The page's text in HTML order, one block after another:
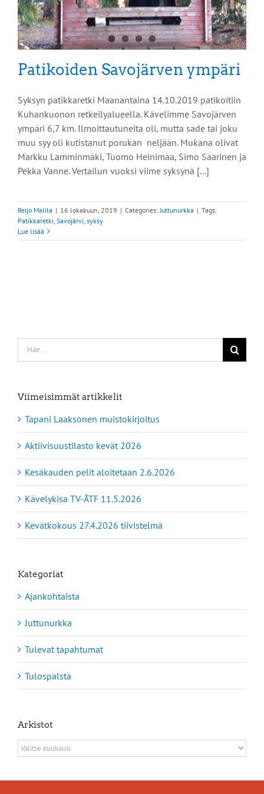
Patikoiden Savojärven ympäri
Syksyn patikkaretki Maanantaina 14.10.2019 patikoitiin
Kuhankuonon retkeilyalueella. Kävelimme Savojärven
ympäri 6,7 km. Ilmoittautuneita oli, mutta sade tai joku
muu syy oli kutistanut porukan neljään. Mukana olivat
Markku Lamminmäki, Tuomo Heinimaa, Simo Saarinen ja
Pekka Vanne. Vertailun vuoksi viime syksynä [...]
Reijo Malila | 16 lokakuun, 2019 | Categories: Juttunurkka | Tags:
Patikkaretki Savojärvi syksy
Lue lisää
Etsi
...
Viimeisimmät artikkelit
Tapani Laaksonen muistokirjoitus
Aktiivisuustilasto kevät 2026
Kesäkauden pelit aloitetaan 2.6.2026
Kävelykisa TV-ÅTF 11.5.2026
Kevätkokous 27.4.2026 tiivistelmä
Kategoriat
Ajankohtaista
Juttunurkka
Tulevat tapahtumat
Tulospalsta
Arkistot
Arkistot